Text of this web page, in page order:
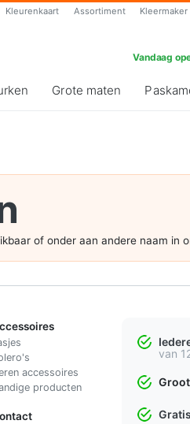
Kleurenkaart Assortiment Kleermaker
Vandaag
Grote maten
of onder aan andere naam in
accessoires
producten
van